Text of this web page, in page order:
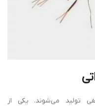
تولید می‌شوند. یکی از